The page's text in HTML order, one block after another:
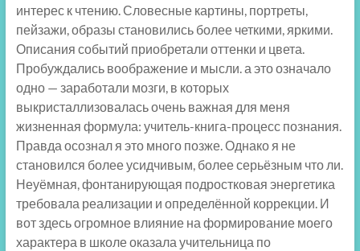
интерес к чтению. Словесные картины, портреты,
пейзажи, образы становились более четкими, яркими.
Описания событий приобретали оттенки и цвета.
Пробуждались воображение и мысли. а это означало
одно — заработали мозги, в которых
выкристаллизовалась очень важная для меня
жизненная формула: учитель-книга-процесс познания.
Правда осознал я это много позже. Однако я не
становился более усидчивым, более серьёзным что ли.
Неуёмная, фонтанирующая подростковая энергетика
требовала реализации и определённой коррекции. И
вот здесь огромное влияние на формирование моего
характера в школе оказала учительница по